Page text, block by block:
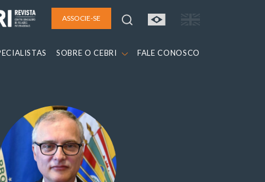
ASSOCIE-SE
SOBRE O CEBRI FALE CONOSCO